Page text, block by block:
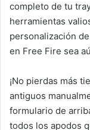
completo de tu
herramientas
personalización
en Free Fire sea
¡No pierdas más
antiguos
formulario de
todos los apodos